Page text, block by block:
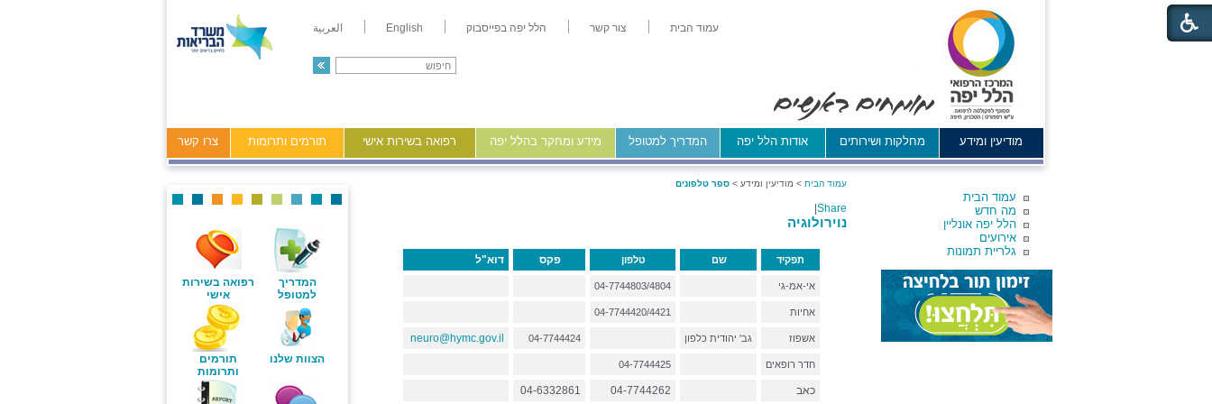
עמוד הבית צור קשר הלל יפה בפייסבוק English العربية
מודיעין ומידע מחלקות ושירותים אודות הלל יפה המדריך למטופל מידע ומחקר בהלל יפה רפואה בשירות אישי תורמים ותרומות צרו קשר
עמוד הבית
מה חדש
הלל יפה אונליין
אירועים
גלריית תמונות
עמוד הבית > מודיעין ומידע > ספר טלפונים
Share
נוירולוגיה
תפקיד שם טלפון פקס דוא"ל
אי-אמ-גי 04-7744803/4804
אחיות 04-7744420/4421
אשפוז גב' יהודית כלפון 04-7744424
neuro@hymc.gov.il
חדר רופאים 04-7744425
כאב 04-7744262
04-6332861
המדריך
למטופל
רפואה בשירות
אישי
הצוות שלנו
תורמים
ותרומות